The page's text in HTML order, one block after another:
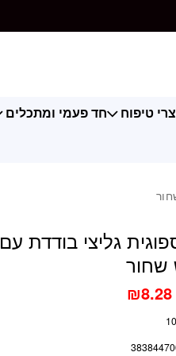
טיפוח חד פעמי ומתכלים
גליצי בודדת עם
שחור
₪8.28